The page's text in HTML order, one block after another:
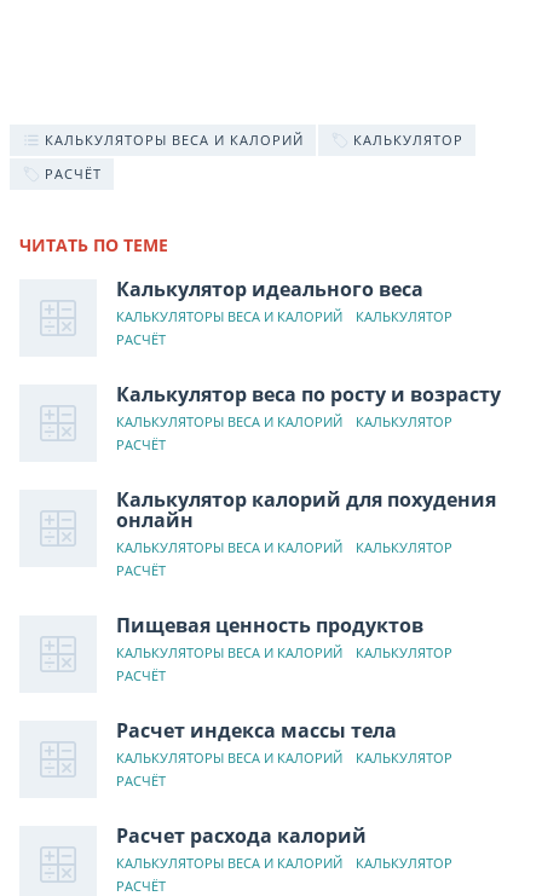
КАЛЬКУЛЯТОРЫ ВЕСА И КАЛОРИЙ
КАЛЬКУЛЯТОР
РАСЧЁТ
ЧИТАТЬ ПО ТЕМЕ
Калькулятор идеального веса
КАЛЬКУЛЯТОРЫ ВЕСА И КАЛОРИЙ
КАЛЬКУЛЯТОР
РАСЧЁТ
Калькулятор веса по росту и возрасту
КАЛЬКУЛЯТОРЫ ВЕСА И КАЛОРИЙ
КАЛЬКУЛЯТОР
РАСЧЁТ
Калькулятор калорий для похудения
онлайн
КАЛЬКУЛЯТОРЫ ВЕСА И КАЛОРИЙ
КАЛЬКУЛЯТОР
РАСЧЁТ
Пищевая ценность продуктов
КАЛЬКУЛЯТОРЫ ВЕСА И КАЛОРИЙ
КАЛЬКУЛЯТОР
РАСЧЁТ
Расчет индекса массы тела
КАЛЬКУЛЯТОРЫ ВЕСА И КАЛОРИЙ
КАЛЬКУЛЯТОР
РАСЧЁТ
Расчет расхода калорий
КАЛЬКУЛЯТОРЫ ВЕСА И КАЛОРИЙ
КАЛЬКУЛЯТОР
РАСЧЁТ